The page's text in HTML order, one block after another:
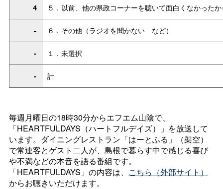
4 ５．以前、他の県政コーナーを聴いて面白くなかったか
- ６．その他（ラジオを聞かない など）
- １．未選択
- 計
毎週月曜日の18時30分からエフエム山陰で、
「HEARTFULDAYS（ハートフルデイズ）」を放送して
います。ダイニングレストラン「はーとふる」（架空）
で常連客とゲスト二人が、島根で暮らす中で感じる喜び
や不満などの本音を語る番組です。
「HEARTFULDAYS」の内容は、 こちら（外部サイト）
からお聴きいただけます。